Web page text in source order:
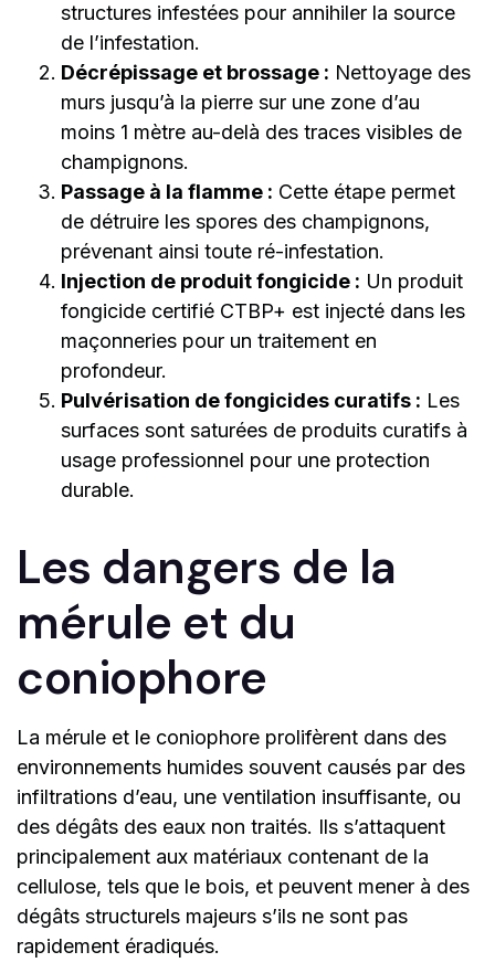
structures infestées pour annihiler la source
de l’infestation.
Décrépissage et brossage : Nettoyage des
murs jusqu’à la pierre sur une zone d’au
moins 1 mètre au-delà des traces visibles de
champignons.
Passage à la flamme : Cette étape permet
de détruire les spores des champignons,
prévenant ainsi toute ré-infestation.
Injection de produit fongicide : Un produit
fongicide certifié CTBP+ est injecté dans les
maçonneries pour un traitement en
profondeur.
Pulvérisation de fongicides curatifs : Les
surfaces sont saturées de produits curatifs à
usage professionnel pour une protection
durable.
Les dangers de la
mérule et du
coniophore
La mérule et le coniophore prolifèrent dans des
environnements humides souvent causés par des
infiltrations d’eau, une ventilation insuffisante, ou
des dégâts des eaux non traités. Ils s’attaquent
principalement aux matériaux contenant de la
cellulose, tels que le bois, et peuvent mener à des
dégâts structurels majeurs s’ils ne sont pas
rapidement éradiqués.